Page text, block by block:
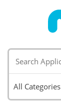
All Categories